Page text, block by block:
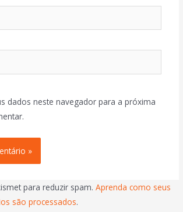
dados neste navegador para a próxima
para reduzir spam.Aprenda como seus
são processados.